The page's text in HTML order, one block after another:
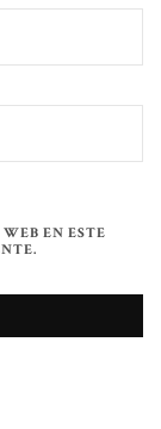
EN ESTE